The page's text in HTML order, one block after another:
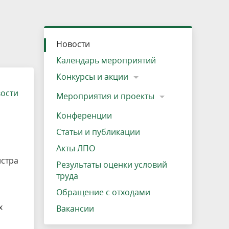
Озеро Плещеево
Вакансии
Экологические тропы и туристские
маршруты
Прокат велосипедов
Адрес, телефон, схема проезда
Результаты оценки условий труда
Интерактивная карта
Кадастр объектов животного мира, не
отнесенных к объектам охоты
Новости
Календарь мероприятий
Конкурсы и акции
Мероприятия и проекты
Конференции
Статьи и публикации
Акты ЛПО
Результаты оценки условий
труда
Обращение с отходами
Вакансии